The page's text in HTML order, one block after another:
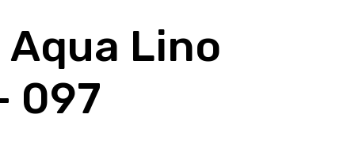
Aqua Lino
097